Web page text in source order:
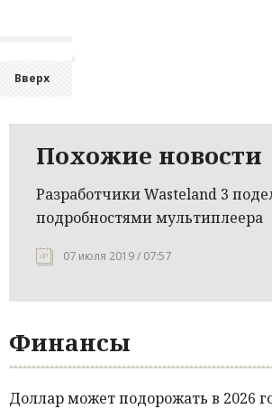
Вверх
Похожие новости
Разработчики Wasteland 3
подробностями мультиплеера
07 июля 2019 / 07:57
Финансы
Доллар может подорожать в 2026